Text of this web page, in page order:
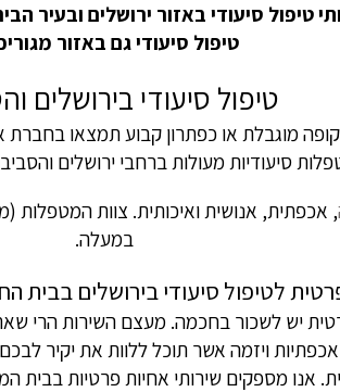
טיפול סיעודי באזור ירושלים ובעיר
טיפול סיעודי גם באזור
טיפול סיעודי בירושלים
מוגבלת או כפתרון קבוע תמצאו
סיעודיות מעולות ברחבי ירושלים
, אכפתית, אנושית ואיכותית. צוות
במעלה.
לטיפול סיעודי בירושלים בבית
יש לשכור בחכמה. מעצם השירות הרי
אכפתיות ויזמה אשר תוכל ללוות את
אנו מספקים שירותי אחיות פרטיות בבית